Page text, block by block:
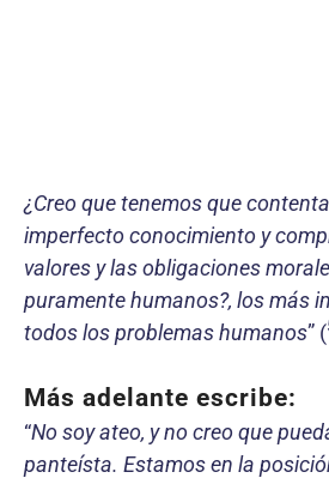
¿Creo que tenemos que
imperfecto conocimiento y
valores y las obligaciones
puramente humanos?, los más
todos los problemas humanos” (
Más adelante escribe:
“No soy ateo, y no creo que
panteísta. Estamos en la